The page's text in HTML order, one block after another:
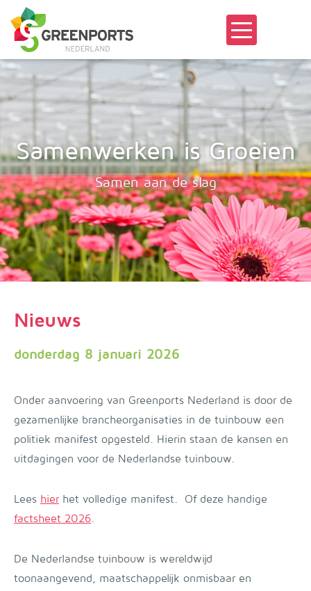
Samenwerken is Groeien
Samen aan de slag
Nieuws
donderdag 8 januari 2026
Onder aanvoering van Greenports Nederland is door de
gezamenlijke brancheorganisaties in de tuinbouw een
politiek manifest opgesteld. Hierin staan de kansen en
uitdagingen voor de Nederlandse tuinbouw.
Lees hierhet volledige manifest. Of deze handige
factsheet 2026.
De Nederlandse tuinbouw is wereldwijd
toonaangevend, maatschappelijk onmisbaar en